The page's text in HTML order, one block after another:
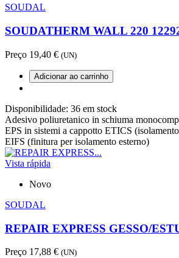
SOUDAL
SOUDATHERM WALL 220
Preço 19,40 € (UN)
Adicionar ao carrinho
Disponibilidade: 36 em stock
Adesivo poliuretanico in schiuma
EPS in sistemi a cappotto ETICS
EIFS (finitura per isolamento esterno)
Vista rápida
Novo
SOUDAL
REPAIR EXPRESS GESSO/
Preço 17,88 € (UN)